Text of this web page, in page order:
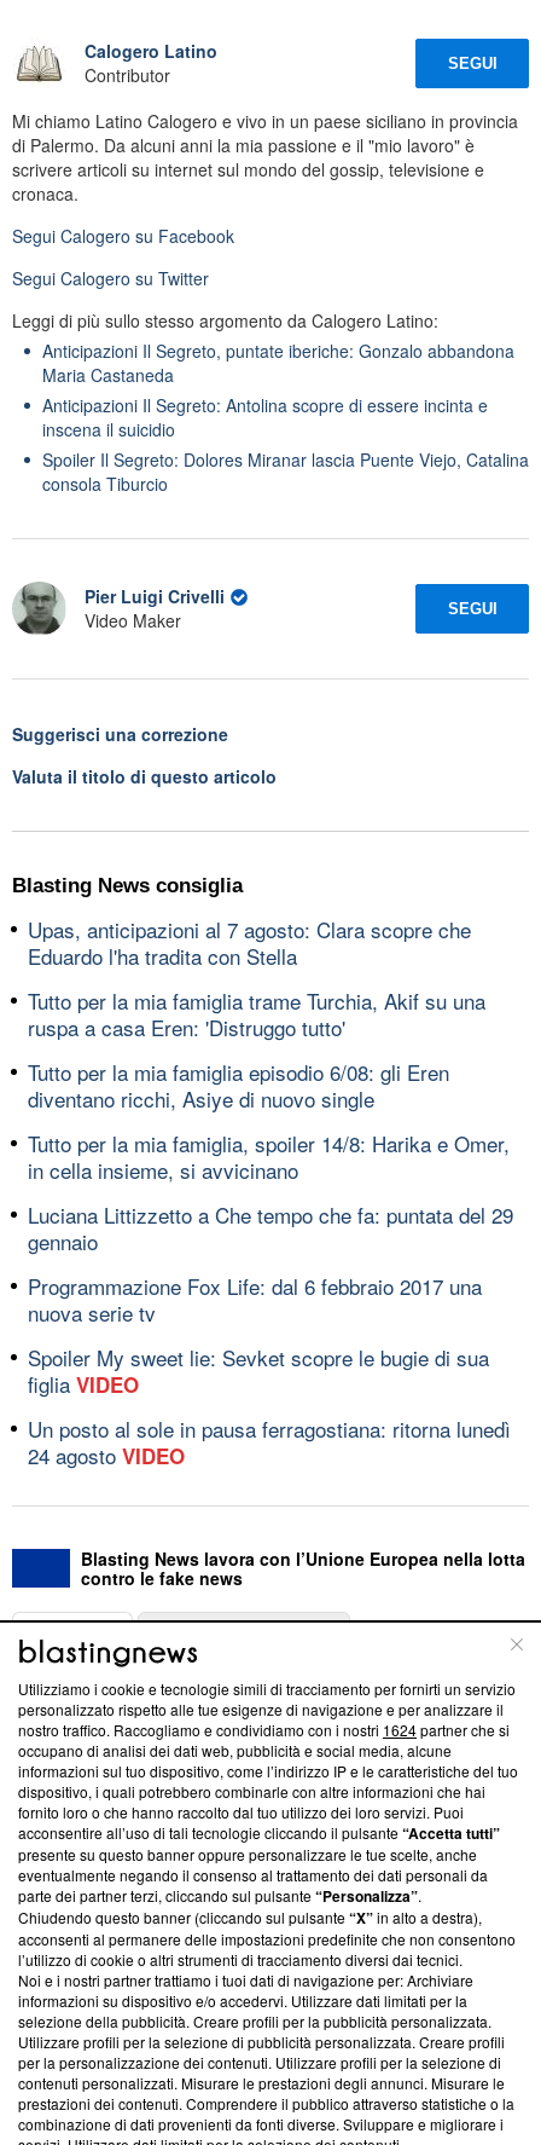
Calogero Latino
Contributor
SEGUI
Mi chiamo Latino Calogero e vivo in un paese siciliano in provincia
di Palermo. Da alcuni anni la mia passione e il "mio lavoro" è
scrivere articoli su internet sul mondo del gossip, televisione e
cronaca.
Segui Calogero su Facebook
Segui Calogero su Twitter
Leggi di più sullo stesso argomento da Calogero Latino:
Anticipazioni Il Segreto, puntate iberiche: Gonzalo abbandona
Maria Castaneda
Anticipazioni Il Segreto: Antolina scopre di essere incinta e
inscena il suicidio
Spoiler Il Segreto: Dolores Miranar lascia Puente Viejo, Catalina
consola Tiburcio
Pier Luigi Crivelli
Video Maker
SEGUI
Suggerisci una correzione
Valuta il titolo di questo articolo
Blasting News consiglia
Upas, anticipazioni al 7 agosto: Clara scopre che
Eduardo l'ha tradita con Stella
Tutto per la mia famiglia trame Turchia, Akif su una
ruspa a casa Eren: 'Distruggo tutto'
Tutto per la mia famiglia episodio 6/08: gli Eren
diventano ricchi, Asiye di nuovo single
Tutto per la mia famiglia, spoiler 14/8: Harika e Omer,
in cella insieme, si avvicinano
Luciana Littizzetto a Che tempo che fa: puntata del 29
gennaio
Programmazione Fox Life: dal 6 febbraio 2017 una
nuova serie tv
Spoiler My sweet lie: Sevket scopre le bugie di sua
figlia VIDEO
Un posto al sole in pausa ferragostiana: ritorna lunedì
24 agosto VIDEO
Blasting News lavora con l’Unione Europea nella lotta
contro le fake news
ABOUT
Questa sezione offre informazioni trasparenti su Blasting
News, sui nostri processi editoriali e su come ci impegniamo a
creare news di qualità. Inoltre, afferma la nostra aderenza a
‘Trust Project - News with Integrity’Blasting News non è
ancora membro del programma, ma ha richiesto di farne
parte; Trust Project non ha ancora effettuato una verifica di
conformità agli standard.
Su di noi
Team editoriale
Corporate
Redazione
Informativa Privacy
Cookie Policy
Utilizziamo i cookie e tecnologie simili di tracciamento per fornirti un servizio
personalizzato rispetto alle tue esigenze di navigazione e per analizzare il
nostro traffico. Raccogliamo e condividiamo con i nostri 1624partner che si
occupano di analisi dei dati web, pubblicità e social media, alcune
informazioni sul tuo dispositivo, come l’indirizzo IP e le caratteristiche del tuo
dispositivo, i quali potrebbero combinarle con altre informazioni che hai
fornito loro o che hanno raccolto dal tuo utilizzo dei loro servizi. Puoi
acconsentire all’uso di tali tecnologie cliccando il pulsante“Accetta tutti”
presente su questo banner oppure personalizzare le tue scelte, anche
eventualmente negando il consenso al trattamento dei dati personali da
parte dei partner terzi, cliccando sul pulsante“Personalizza”.
Chiudendo questo banner (cliccando sul pulsante“X”in alto a destra),
acconsenti al permanere delle impostazioni predefinite che non consentono
l’utilizzo di cookie o altri strumenti di tracciamento diversi dai tecnici.
Noi e i nostri partner trattiamo i tuoi dati di navigazione per: Archiviare
informazioni su dispositivo e/o accedervi. Utilizzare dati limitati per la
selezione della pubblicità. Creare profili per la pubblicità personalizzata.
Utilizzare profili per la selezione di pubblicità personalizzata. Creare profili
per la personalizzazione dei contenuti. Utilizzare profili per la selezione di
contenuti personalizzati. Misurare le prestazioni degli annunci. Misurare le
prestazioni dei contenuti. Comprendere il pubblico attraverso statistiche o la
combinazione di dati provenienti da fonti diverse. Sviluppare e migliorare i